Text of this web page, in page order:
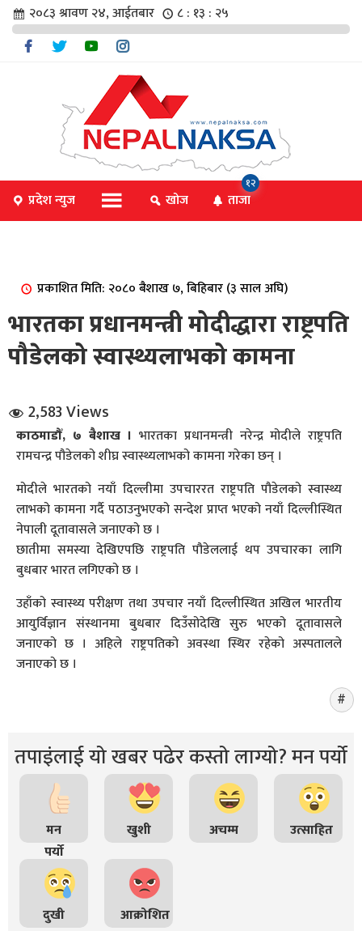
संवाद
२०८३ श्रावण २४, आईतबार ८ : १३ : २५
प्रदेश न्युज खोज ताजा
१२
प्रकाशित मिति: २०८० बैशाख ७, बिहिबार (३ साल अघि)
भारतका प्रधानमन्त्री मोदीद्धारा राष्ट्रपति
पौडेलको स्वास्थ्यलाभको कामना
2,583 Views
काठमाडौँ, ७ बैशाख । भारतका प्रधानमन्त्री नरेन्द्र मोदीले राष्ट्रपति
रामचन्द्र पौडेलको शीघ्र स्वास्थ्यलाभको कामना गरेका छन् ।
मोदीले भारतको नयाँ दिल्लीमा उपचाररत राष्ट्रपति पौडेलको स्वास्थ्य
लाभको कामना गर्दै पठाउनुभएको सन्देश प्राप्त भएको नयाँ दिल्लीस्थित
नेपाली दूतावासले जनाएको छ ।
छातीमा समस्या देखिएपछि राष्ट्रपति पौडेललाई थप उपचारका लागि
बुधबार भारत लगिएको छ ।
उहाँको स्वास्थ्य परीक्षण तथा उपचार नयाँ दिल्लीस्थित अखिल भारतीय
आयुर्विज्ञान संस्थानमा बुधबार दिउँसोदेखि सुरु भएको दूतावासले
जनाएको छ । अहिले राष्ट्रपतिको अवस्था स्थिर रहेको अस्पतालले
जनाएको छ ।
तपाइंलाई यो खबर पढेर कस्तो लाग्यो? मन पर्यो
मन
पर्यो
खुशी अचम्म उत्साहित
दुखी आक्रोशित